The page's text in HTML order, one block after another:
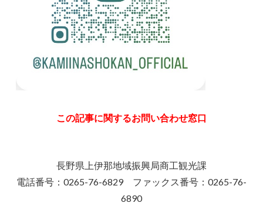
この記事に関するお問い合わせ窓口
長野県上伊那地域振興局商工観光課
電話番号：0265-76-6829 ファックス番号：0265-76-
6890